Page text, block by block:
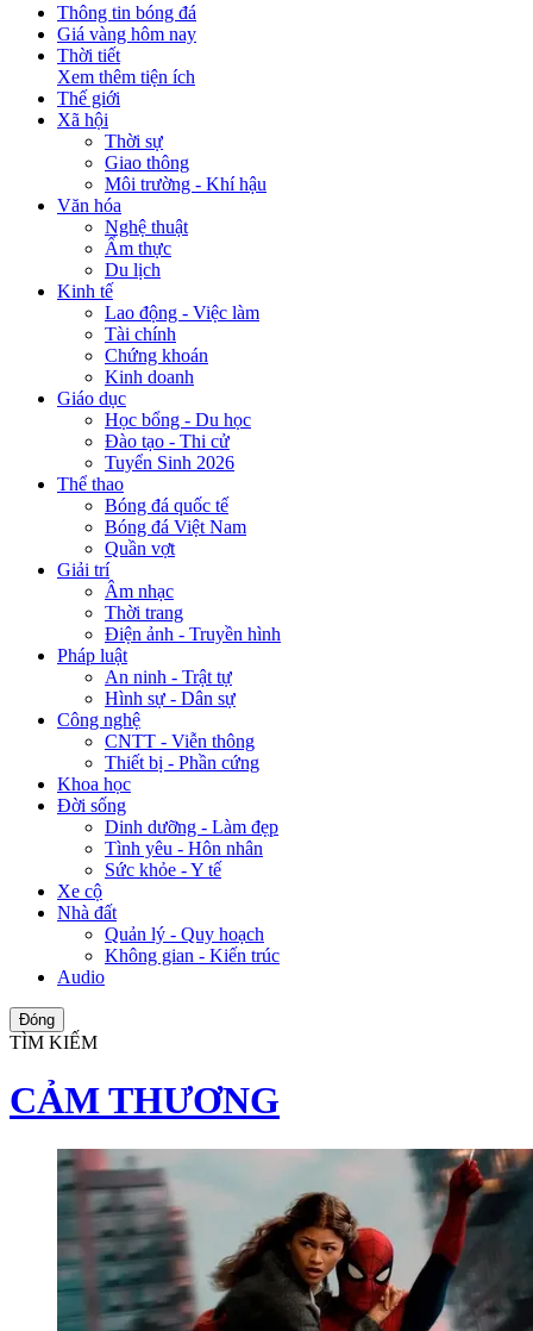
Thông tin bóng đá
Giá vàng hôm nay
Thời tiết
Xem thêm tiện ích
Thế giới
Xã hội
Thời sự
Giao thông
Môi trường - Khí hậu
Văn hóa
Nghệ thuật
Ẩm thực
Du lịch
Kinh tế
Lao động - Việc làm
Tài chính
Chứng khoán
Kinh doanh
Giáo dục
Học bổng - Du học
Đào tạo - Thi cử
Tuyển Sinh 2026
Thể thao
Bóng đá quốc tế
Bóng đá Việt Nam
Quần vợt
Giải trí
Âm nhạc
Thời trang
Điện ảnh - Truyền hình
Pháp luật
An ninh - Trật tự
Hình sự - Dân sự
Công nghệ
CNTT - Viễn thông
Thiết bị - Phần cứng
Khoa học
Đời sống
Dinh dưỡng - Làm đẹp
Tình yêu - Hôn nhân
Sức khỏe - Y tế
Xe cộ
Nhà đất
Quản lý - Quy hoạch
Không gian - Kiến trúc
Audio
Đóng
TÌM KIẾM
CẢM THƯƠNG